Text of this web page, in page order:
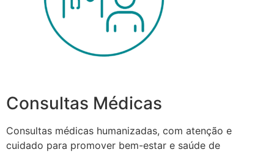
Consultas Médicas
Consultas médicas humanizadas, com atenção e
cuidado para promover bem-estar e saúde de